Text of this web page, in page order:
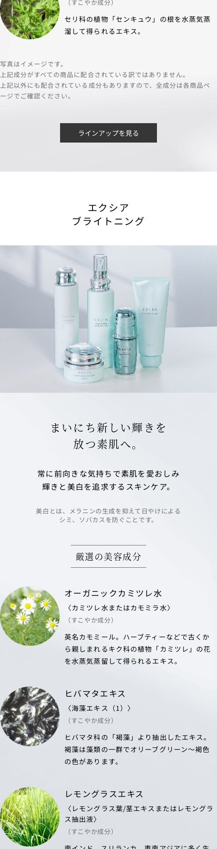
（すこやか成分）
セリ科の植物「センキュウ」の根を水蒸気蒸
溜して得られるエキス。
写真はイメージです。
上記成分がすべての商品に配合されている訳ではありません。
上記以外にも配合されている成分もありますので、全成分は各商品ペ
ージでご確認ください。
ラインアップを見る
エクシア
ブライトニング
まいにち新しい輝きを
放つ素肌へ。
常に前向きな気持ちで素肌を愛おしみ
輝きと美白を追求するスキンケア。
美白とは、メラニンの生成を抑えて日やけによる
シミ、ソバカスを防ぐことです。
厳選の美容成分
オーガニックカミツレ水
〈カミツレ水またはカモミラ水〉
（すこやか成分）
英名カモミール。ハーブティーなどで古くか
ら親しまれるキク科の植物「カミツレ」の花
を水蒸気蒸留して得られるエキス。
ヒバマタエキス
〈海藻エキス（1）〉
（すこやか成分）
ヒバマタ科の「褐藻」より抽出したエキス。
褐藻は藻類の一群でオリーブグリーン～褐色
の色があります。
レモングラスエキス
〈レモングラス葉/茎エキスまたはレモングラ
ス抽出液〉
（すこやか成分）